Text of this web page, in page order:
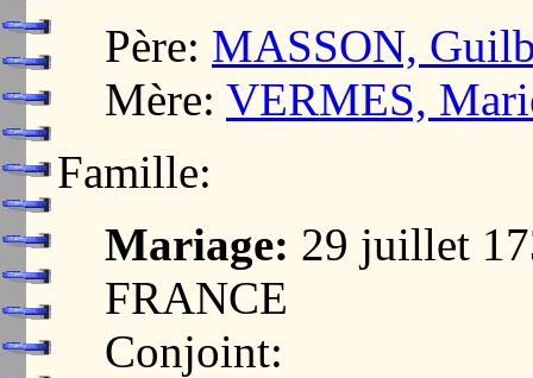
Père: MASSON,
Mère: VERMES,
Famille:
Mariage: 29 juillet
FRANCE
Conjoint: